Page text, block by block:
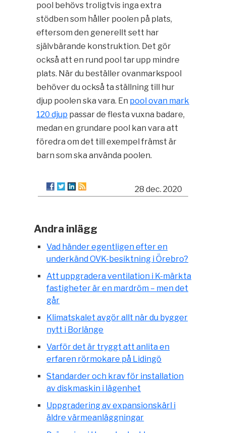
pool behövs troligtvis inga extra
stödben som håller poolen på plats,
eftersom den generellt sett har
självbärande konstruktion. Det gör
också att en rund pool tar upp mindre
plats. När du beställer ovanmarkspool
behöver du också ta ställning till hur
djup poolen ska vara. En pool ovan mark
120 djup passar de flesta vuxna badare,
medan en grundare pool kan vara att
föredra om det till exempel främst är
barn som ska använda poolen.
28 dec. 2020
Andra inlägg
Vad händer egentligen efter en
underkänd OVK-besiktning i Örebro?
Att uppgradera ventilation i K-märkta
fastigheter är en mardröm – men det
går
Klimatskalet avgör allt när du bygger
nytt i Borlänge
Varför det är tryggt att anlita en
erfaren rörmokare på Lidingö
Standarder och krav för installation
av diskmaskin i lägenhet
Uppgradering av expansionskärl i
äldre värmeanläggningar